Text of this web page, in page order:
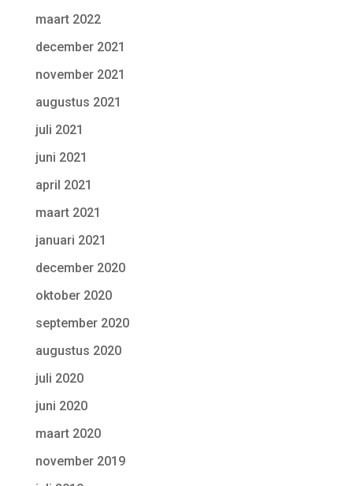
maart 2022
december 2021
november 2021
augustus 2021
juli 2021
juni 2021
april 2021
maart 2021
januari 2021
december 2020
oktober 2020
september 2020
augustus 2020
juli 2020
juni 2020
maart 2020
november 2019